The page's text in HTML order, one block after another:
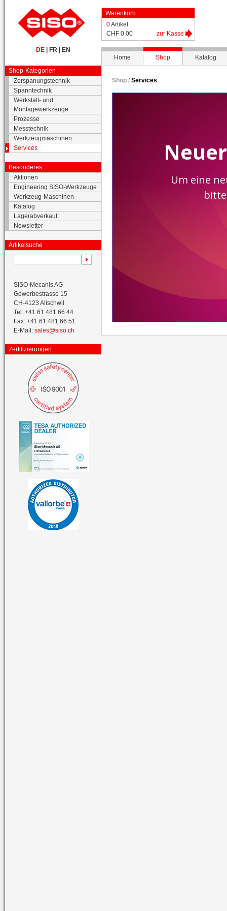
DE FR EN
Warenkorb
0 Artikel
CHF 0.00
zur Kasse
Home Shop
Katalog
Shop-Kategorien
Zerspanungstechnik
Spanntechnik
Werkstatt- und
Montagewerkzeuge
Prozesse
Messtechnik
Werkzeugmaschinen
Services
Besonderes
Aktionen
Engineering SISO-Werkzeuge
Werkzeug-Maschinen
Katalog
Lagerabverkauf
Newsletter
Artikelsuche
SISO-Mecanis AG
Gewerbestrasse 15
CH-4123 Allschwil
Tel: +41 61 481 66 44
Fax: +41 61 481 66 51
E-Mail: sales@siso.ch
Zertifizierungen
Shop / Services